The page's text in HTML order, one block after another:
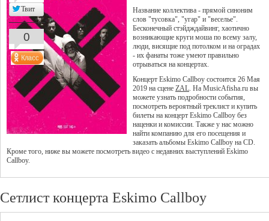
Название коллектива - прямой синоним
слов "тусовка", "угар" и "веселье".
Бесконечный стэйдждайвинг, хаотично
возникающие круги моша по всему залу,
люди, висящие под потолком и на оградах
- их фанаты тоже умеют правильно
отрываться на концертах.
Концерт Eskimo Callboy состоится 26 Мая
2019 на сцене ZAL. На MusicAfisha.ru вы
можете узнать подробности события,
посмотреть вероятный треклист и купить
билеты на концерт Eskimo Callboy без
наценки и комиссии. Также у нас можно
найти компанию для его посещения и
заказать альбомы Eskimo Callboy на CD.
Кроме того, ниже вы можете посмотреть видео с недавних выступлений Eskimo
Callboy.
Сетлист концерта Eskimo Callboy
Твит
0